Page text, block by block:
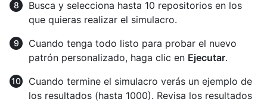
Busca y selecciona hasta 10 repositorios en los
que quieras realizar el simulacro.
Cuando tenga todo listo para probar el nuevo
patrón personalizado, haga clic en Ejecutar.
Cuando termine el simulacro verás un ejemplo de
los resultados (hasta 1000). Revisa los resultados